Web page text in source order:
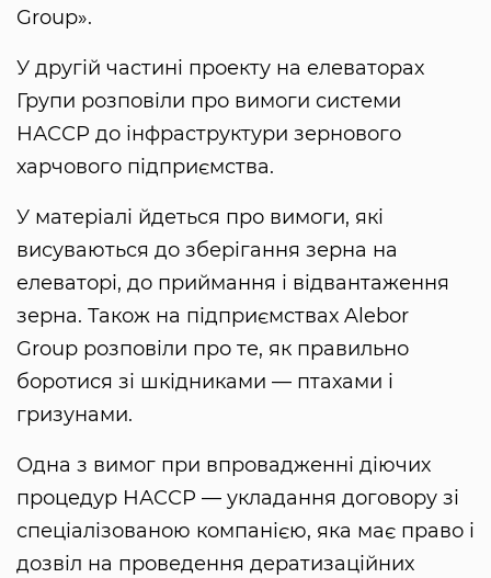
Group».
У другій частині проекту на елеваторах
Групи розповіли про вимоги системи
НАССР до інфраструктури зернового
харчового підприємства.
У матеріалі йдеться про вимоги, які
висуваються до зберігання зерна на
елеваторі, до приймання і відвантаження
зерна. Також на підприємствах Alebor
Group розповіли про те, як правильно
боротися зі шкідниками — птахами і
гризунами.
Одна з вимог при впровадженні діючих
процедур НАССР — укладання договору зі
спеціалізованою компанією, яка має право і
дозвіл на проведення дератизаційних